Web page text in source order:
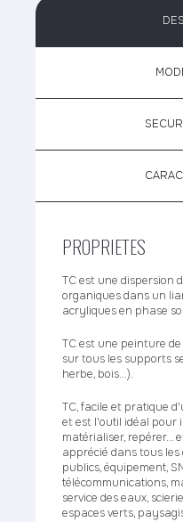
PROPRIETES
TC est une dispersion
organiques dans un
acryliques en phase
TC est une peinture
sur tous les supports
herbe, bois...).
TC, facile et pratique
et est l'outil idéal pour
matérialiser, repérer...
apprécié dans tous
publics, équipement,
télécommunications,
service des eaux,
espaces verts,